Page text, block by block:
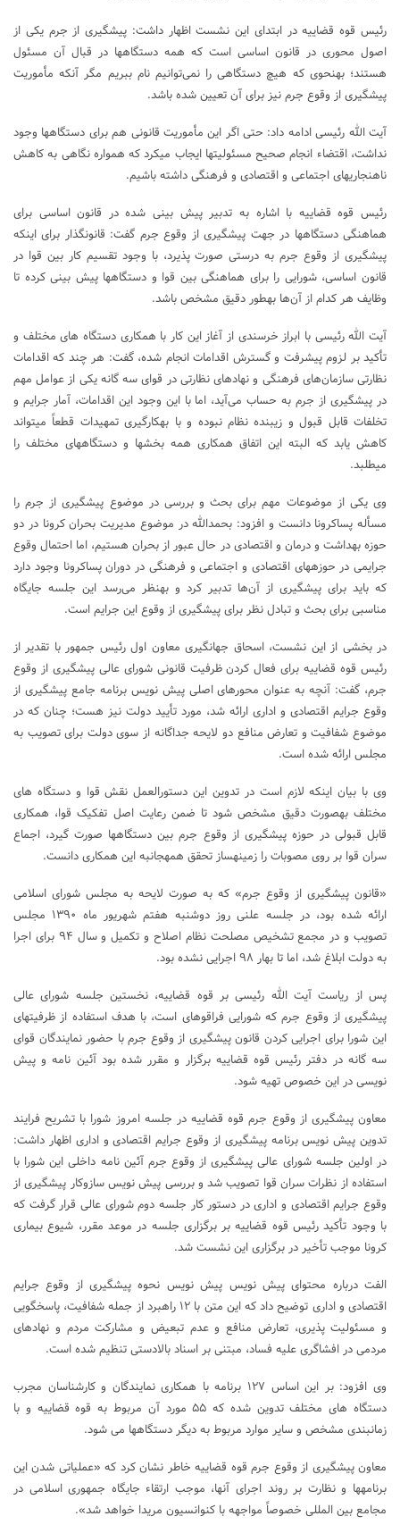
رئیس قوه قضاییه در ابتدای این نشست اظهار داشت: پیشگیری از جرم یکی از
اصول محوری در قانون اساسی است که همه دستگاه‎ها در قبال آن مسئول
هستند؛ به‎نحوی که هیچ دستگاهی را نمی‌توانیم نام ببریم مگر آن‎که مأموریت
پیشگیری از وقوع جرم نیز برای آن تعیین شده باشد.
آیت ‎الله رئیسی ادامه داد: حتی اگر این مأموریت قانونی هم برای دستگاه‎ها وجود
نداشت، اقتضاء انجام صحیح مسئولیت‎ها ایجاب می‎کرد که همواره نگاهی به کاهش
ناهنجاری‎های اجتماعی و اقتصادی و فرهنگی داشته باشیم.
رئیس قوه قضاییه با اشاره به تدبیر پیش بینی شده در قانون اساسی برای
هماهنگی دستگاه‎ها در جهت پیشگیری از وقوع جرم گفت: قانونگذار برای این‎که
پیشگیری از وقوع جرم به درستی صورت پذیرد، با وجود تقسیم کار بین قوا در
قانون اساسی، شورایی را برای هماهنگی بین قوا و دستگاه‎ها پیش بینی کرده تا
وظایف هر کدام از آن‌ها به‎طور دقیق مشخص باشد.
آیت ‎الله رئیسی با ابراز خرسندی از آغاز این کار با همکاری دستگاه‎ های مختلف و
تأکید بر لزوم پیشرفت و گسترش اقدامات انجام شده، گفت: هر چند که اقدامات
نظارتی سازمان‌های فرهنگی و نهادهای نظارتی در قوای سه گانه یکی از عوامل مهم
در پیشگیری از جرم به حساب می‌آید، اما با این وجود این اقدامات، آمار جرایم و
تخلفات قابل قبول و زیبنده نظام نبوده و با به‎کارگیری تمهیدات قطعاً می‎تواند
کاهش یابد که البته این اتفاق همکاری همه بخش‎ها و دستگاه‎های مختلف را
می‎طلبد.
وی یکی از موضوعات مهم برای بحث و بررسی در موضوع پیشگیری از جرم را
مسأله پساکرونا دانست و افزود: بحمدالله در موضوع مدیریت بحران کرونا در دو
حوزه بهداشت و درمان و اقتصادی در حال عبور از بحران هستیم، اما احتمال وقوع
جرایمی در حوزه‎های اقتصادی و اجتماعی و فرهنگی در دوران پساکرونا وجود دارد
که باید برای پیشگیری از آن‌ها تدبیر کرد و به‎نظر می‌رسد این جلسه جایگاه
مناسبی برای بحث و تبادل نظر برای پیشگیری از وقوع این جرایم است.
در بخشی از این نشست، اسحاق جهانگیری معاون اول رئیس جمهور با تقدیر از
رئیس قوه قضاییه برای فعال کردن ظرفیت قانونی شورای عالی پیشگیری از وقوع
جرم، گفت: آنچه به عنوان محورهای اصلی پیش نویس برنامه جامع پیشگیری از
وقوع جرایم اقتصادی و اداری ارائه شد، مورد تأیید دولت نیز هست؛ چنان که در
موضوع شفافیت و تعارض منافع دو لایحه جداگانه از سوی دولت برای تصویب به
مجلس ارائه شده است.
وی با بیان این‎که لازم است در تدوین این دستورالعمل نقش قوا و دستگاه ‎های
مختلف به‎صورت دقیق مشخص شود تا ضمن رعایت اصل تفکیک قوا، همکاری
قابل قبولی در حوزه پیشگیری از وقوع جرم بین دستگاه‎ها صورت گیرد، اجماع
سران قوا بر روی مصوبات را زمینه‎ساز تحقق همه‎جانبه این همکاری دانست.
«قانون پیشگیری از وقوع جرم» که به صورت لایحه به مجلس شورای اسلامی
ارائه شده بود، در جلسه علنی روز دوشنبه هفتم شهریور ماه ۱۳۹۰ مجلس
تصویب و در مجمع تشخیص مصلحت نظام اصلاح و تکمیل و سال ۹۴ برای اجرا
به دولت ابلاغ شد، اما تا بهار ۹۸ اجرایی نشده بود.
پس از ریاست آیت‎ الله رئیسی بر قوه قضاییه، نخستین جلسه شورای عالی
پیشگیری از وقوع جرم که شورایی فراقوه‎ای است، با هدف استفاده از ظرفیت‎های
این شورا برای اجرایی کردن قانون پیشگیری از وقوع جرم با حضور نمایندگان قوای
سه گانه در دفتر رئیس قوه قضاییه برگزار و مقرر شده بود آئین نامه و پیش
نویسی در این خصوص تهیه شود.
معاون پیشگیری از وقوع جرم قوه قضاییه در جلسه امروز شورا با تشریح فرایند
تدوین پیش نویس برنامه پیشگیری از وقوع جرایم اقتصادی و اداری اظهار داشت:
در اولین جلسه شورای عالی پیشگیری از وقوع جرم آئین نامه داخلی این شورا با
استفاده از نظرات سران قوا تصویب شد و بررسی پیش نویس سازوکار پیشگیری از
وقوع جرایم اقتصادی و اداری در دستور کار جلسه دوم شورای عالی قرار گرفت که
با وجود تأکید رئیس قوه قضاییه بر برگزاری جلسه در موعد مقرر، شیوع بیماری
کرونا موجب تأخیر در برگزاری این نشست شد.
الفت درباره محتوای پیش نویس پیش نویس نحوه پیشگیری از وقوع جرایم
اقتصادی و اداری توضیح داد که این متن با ۱۲ راهبرد از جمله شفافیت، پاسخگویی
و مسئولیت ‎پذیری، تعارض منافع و عدم تبعیض و مشارکت مردم و نهادهای
مردمی در افشاگری علیه فساد، مبتنی بر اسناد بالادستی تنظیم شده است.
وی افزود: بر این اساس ۱۲۷ برنامه با همکاری نمایندگان و کارشناسان مجرب
دستگاه ‎های مختلف تدوین شده که ۵۵ مورد آن مربوط به قوه قضاییه و با
زمان‎بندی مشخص و سایر موارد مربوط به دیگر دستگاه‎ها می ‌شود.
معاون پیشگیری از وقوع جرم قوه قضاییه خاطر نشان کرد که «عملیاتی شدن این
برنامه‎ها و نظارت بر روند اجرای آنها، موجب ارتقاء جایگاه جمهوری اسلامی در
مجامع بین المللی خصوصاً مواجهه با کنوانسیون مریدا خواهد شد».